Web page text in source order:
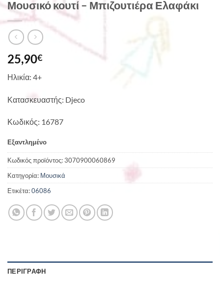
Μουσικό κουτί – Μπιζουτιέρα Ελαφάκι
25,90€
Ηλικία: 4+
Κατασκευαστής: Djeco
Κωδικός: 16787
Εξαντλημένο
Κωδικός προϊόντος:3070900060869
Κατηγορία: Μουσικά
Ετικέτα:06086
ΠΕΡΙΓΡΑΦΉ